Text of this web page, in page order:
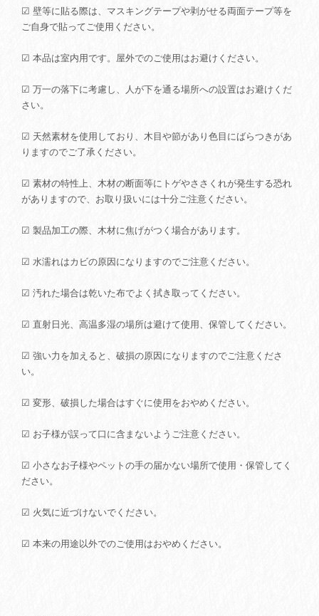
☑ 壁等に貼る際は、マスキングテープや剥がせる両面テープ等を
ご自身で貼ってご使用ください。
☑ 本品は室内用です。屋外でのご使用はお避けください。
☑ 万一の落下に考慮し、人が下を通る場所への設置はお避けくだ
さい。
☑ 天然素材を使用しており、木目や節があり色目にばらつきがあ
りますのでご了承ください。
☑ 素材の特性上、木材の断面等にトゲやささくれが発生する恐れ
がありますので、お取り扱いには十分ご注意ください。
☑ 製品加工の際、木材に焦げがつく場合があります。
☑ 水濡れはカビの原因になりますのでご注意ください。
☑ 汚れた場合は乾いた布でよく拭き取ってください。
☑ 直射日光、高温多湿の場所は避けて使用、保管してください。
☑ 強い力を加えると、破損の原因になりますのでご注意くださ
い。
☑ 変形、破損した場合はすぐに使用をおやめください。
☑ お子様が誤って口に含まないようご注意ください。
☑ 小さなお子様やペットの手の届かない場所で使用・保管してく
ださい。
☑ 火気に近づけないでください。
☑ 本来の用途以外でのご使用はおやめください。